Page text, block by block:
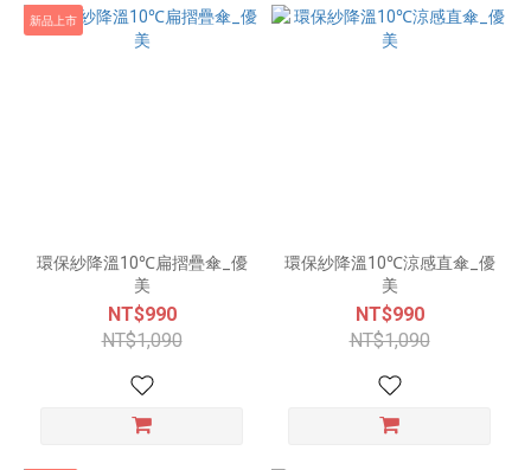
新品上市
環保紗降溫10℃扁摺疊傘_優
美
NT$990
NT$1,090
環保紗降溫10℃涼感直傘_優
美
NT$990
NT$1,090